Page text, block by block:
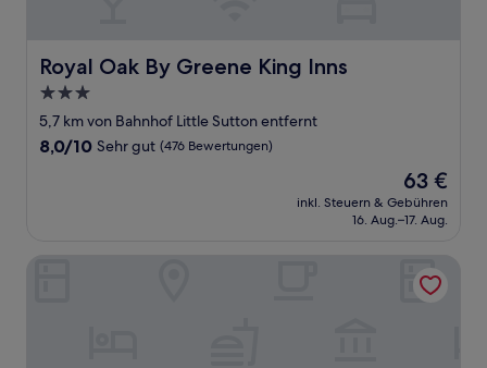
Royal Oak By Greene King Inns
Royal Oak By Greene King Inns
3.0-
Sterne-
Unterkunft
5,7 km von Bahnhof Little Sutton entfernt
8.0
Bewertungen)
8,0/10 Sehr gut (476 Bewertungen)
Der
Preis
beträgt
63 €
inkl. Steuern & Gebühren
16. Aug.–17. Aug.
Crowne Plaza Liverpool - John Lennon Airport by IHG